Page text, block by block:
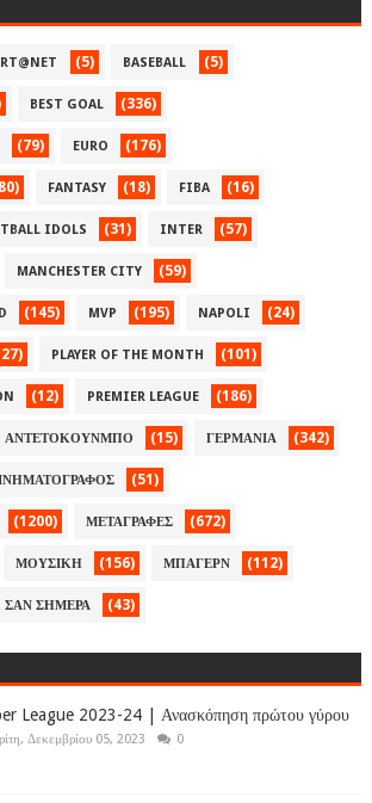
(5) BASEBALL (5)
BEST GOAL (336)
(79) EURO (176)
FANTASY (18) FIBA (16)
IDOLS (31) INTER (57)
MANCHESTER CITY (59)
(145) MVP (195) NAPOLI (24)
PLAYER OF THE MONTH (101)
(12) PREMIER LEAGUE (186)
ΑΝΤΕΤΟΚΟΥΝΜΠΟ (15) ΓΕΡΜΑΝΙΑ (342)
(51)
(1200) ΜΕΤΑΓΡΑΦΕΣ (672)
ΜΟΥΣΙΚΗ (156) ΜΠΑΓΕΡΝ (112)
ΣΑΝ ΣΗΜΕΡΑ (43)
League 2023-24 | Ανασκόπηση πρώτου γύρου
Δεκεμβρίου 05, 2023 0